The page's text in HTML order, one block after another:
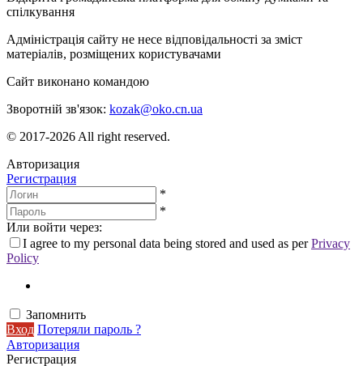
спілкування
Адміністрація сайту не несе відповідальності за зміст
матеріалів, розміщених користувачами
Сайт виконано командою
Зворотній зв'язок: kozak@oko.cn.ua
© 2017-2026 All right reserved.
Авторизация
Регистрация
*
*
Или войти через:
I agree to my personal data being stored and used as perPrivacy
Policy
Запомнить
Вход Потеряли пароль ?
Авторизация
Регистрация